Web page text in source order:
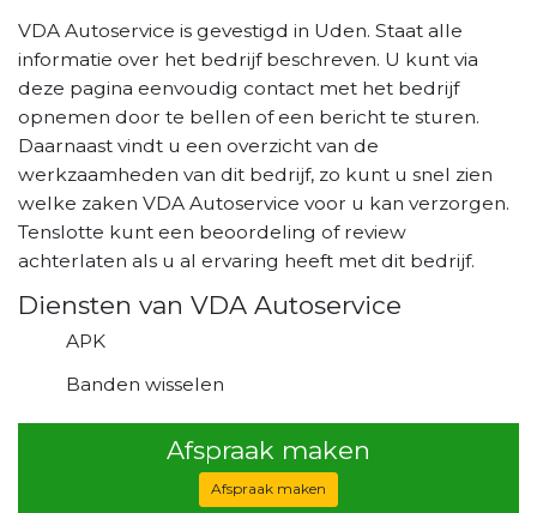
VDA Autoservice is gevestigd in Uden. Staat alle
informatie over het bedrijf beschreven. U kunt via
deze pagina eenvoudig contact met het bedrijf
opnemen door te bellen of een bericht te sturen.
Daarnaast vindt u een overzicht van de
werkzaamheden van dit bedrijf, zo kunt u snel zien
welke zaken VDA Autoservice voor u kan verzorgen.
Tenslotte kunt een beoordeling of review
achterlaten als u al ervaring heeft met dit bedrijf.
Diensten van VDA Autoservice
APK
Banden wisselen
Afspraak maken
Afspraak maken